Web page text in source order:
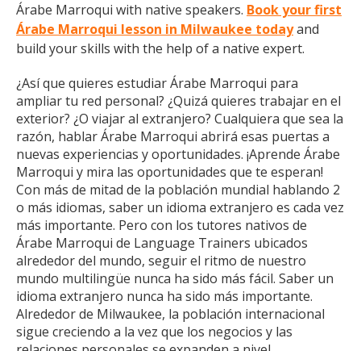
Árabe Marroqui with native speakers. Book your first
Árabe Marroqui lesson in Milwaukee todayand
build your skills with the help of a native expert.
¿Así que quieres estudiar Árabe Marroqui para
ampliar tu red personal? ¿Quizá quieres trabajar en el
exterior? ¿O viajar al extranjero? Cualquiera que sea la
razón, hablar Árabe Marroqui abrirá esas puertas a
nuevas experiencias y oportunidades. ¡Aprende Árabe
Marroqui y mira las oportunidades que te esperan!
Con más de mitad de la población mundial hablando 2
o más idiomas, saber un idioma extranjero es cada vez
más importante. Pero con los tutores nativos de
Árabe Marroqui de Language Trainers ubicados
alrededor del mundo, seguir el ritmo de nuestro
mundo multilingüe nunca ha sido más fácil. Saber un
idioma extranjero nunca ha sido más importante.
Alrededor de Milwaukee, la población internacional
sigue creciendo a la vez que los negocios y las